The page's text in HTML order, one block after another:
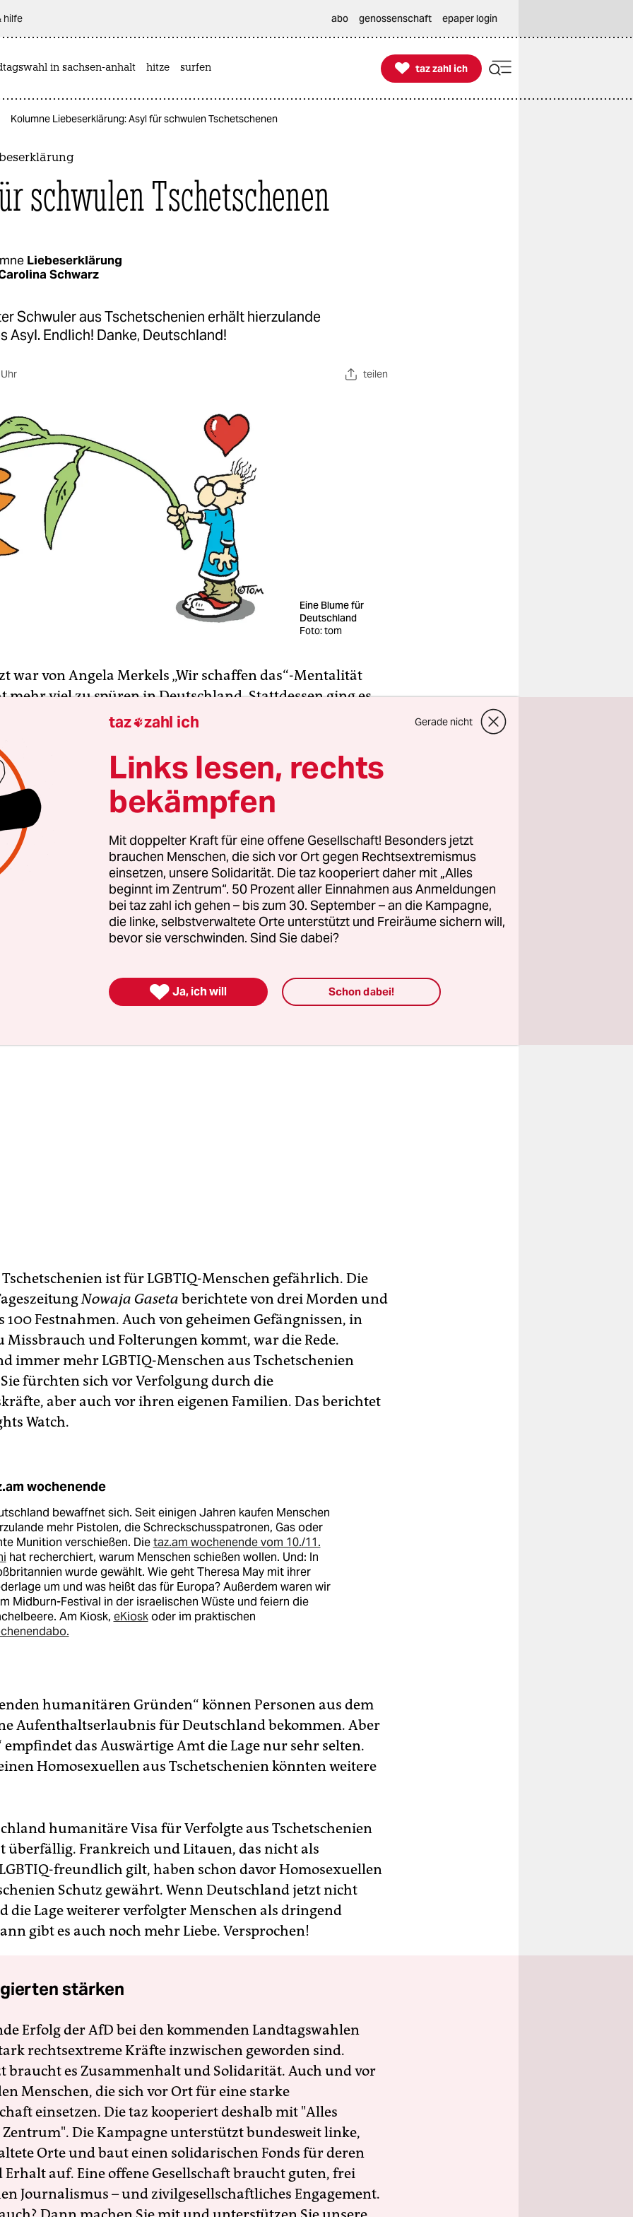
hilfe abo genossenschaft epaper login
in sachsen-anhalt hitze surfen 
taz zahl ich
taz zahl ich
Kolumne Liebeserklärung: Asyl für schwulen Tschetschenen
schwulen Tschetschenen
Liebeserklärung
Schwarz
Schwuler aus Tschetschenien erhält hierzulande
Asyl. Endlich! Danke, Deutschland!
teilen
Eine Blume für
Deutschland
Foto: tom
war von Angela Merkels „Wir schaffen das“-Mentalität
mehr viel zu spüren in Deutschland. Stattdessen ging es
um Abschiebungen: Ob Afghanistan wirklich sicher
im diplomatischen Viertel in Kabul eine Bombe
es okay ist, einen Azubi aus einer Berufsschule in
holen und dabei die protestierenden Schüler gleich mit
damit er dahin fliegt, wo die Bombe hochging. Ob es
15-jährige Schülerin in Duisburg aus dem Unterricht zu
Familie nach Nepal abzuschieben. Obwohl sie in
geboren ist.
Schluss damit! Man kann Deutschland endlich wieder
ersten Mal hat diese Woche ein Homosexueller aus
humanitäres Asyl in Deutschland bekommen. Und
Bauchgefühl hat.
Tschetschenien ist für LGBTIQ-Menschen gefährlich. Die
Nowaja Gaseta berichtete von drei Morden und
100 Festnahmen. Auch von geheimen Gefängnissen, in
Missbrauch und Folterungen kommt, war die Rede.
immer mehr LGBTIQ-Menschen aus Tschetschenien
fürchten sich vor Verfolgung durch die
aber auch vor ihren eigenen Familien. Das berichtet
Watch.
wochenende
bewaffnet sich. Seit einigen Jahren kaufen Menschen
mehr Pistolen, die Schreckschusspatronen, Gas oder
Munition verschießen. Dietaz.am wochenende vom 10./11.
hat recherchiert, warum Menschen schießen wollen. Und: In
wurde gewählt. Wie geht Theresa May mit ihrer
um und was heißt das für Europa? Außerdem waren wir
Midburn-Festival in der israelischen Wüste und feiern die
Am Kiosk, eKioskoder im praktischen
humanitären Gründen“ können Personen aus dem
Aufenthaltserlaubnis für Deutschland bekommen. Aber
empfindet das Auswärtige Amt die Lage nur sehr selten.
Homosexuellen aus Tschetschenien könnten weitere
humanitäre Visa für Verfolgte aus Tschetschenien
überfällig. Frankreich und Litauen, das nicht als
freundlich gilt, haben schon davor Homosexuellen
Schutz gewährt. Wenn Deutschland jetzt nicht
die Lage weiterer verfolgter Menschen als dringend
gibt es auch noch mehr Liebe. Versprochen!
stärken
Erfolg der AfD bei den kommenden Landtagswahlen
rechtsextreme Kräfte inzwischen geworden sind.
braucht es Zusammenhalt und Solidarität. Auch und vor
Menschen, die sich vor Ort für eine starke
einsetzen. Die taz kooperiert deshalb mit "Alles
Die Kampagne unterstützt bundesweit linke,
Orte und baut einen solidarischen Fonds für deren
Erhalt auf. Eine offene Gesellschaft braucht guten, frei
Journalismus – und zivilgesellschaftliches Engagement.
taz zahl ich Gerade nicht
Links lesen, rechts
bekämpfen
Mit doppelter Kraft für eine offene Gesellschaft! Besonders jetzt
brauchen Menschen, die sich vor Ort gegen Rechtsextremismus
einsetzen, unsere Solidarität. Die taz kooperiert daher mit „Alles
beginnt im Zentrum“. 50 Prozent aller Einnahmen aus Anmeldungen
bei taz zahl ich gehen – bis zum 30. September – an die Kampagne,
die linke, selbstverwaltete Orte unterstützt und Freiräume sichern will,
bevor sie verschwinden. Sind Sie dabei?
 Ja, ich will Schon dabei!